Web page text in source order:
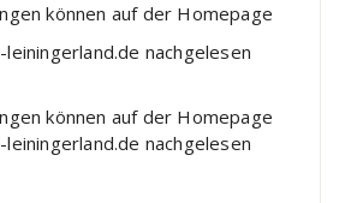
können auf der Homepage
nachgelesen
können auf der Homepage
nachgelesen